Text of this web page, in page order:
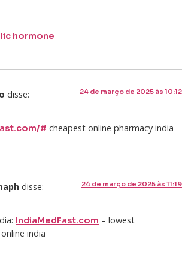
hormone
disse: 24 de março de 2025 às 10:12
# cheapest online pharmacy india
disse: 24 de março de 2025 às 11:19
IndiaMedFast.com – lowest
india